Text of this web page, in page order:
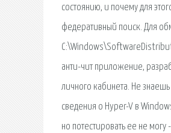
состоянию, и почему для
федеративный поиск. Для
анти-чит приложение,
личного кабинета. Не
сведения о Hyper-V в
но потестировать ее не